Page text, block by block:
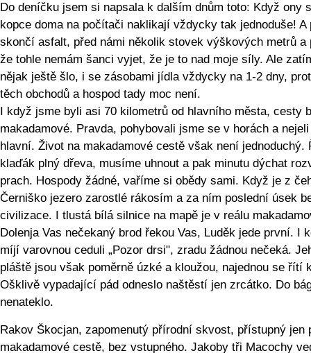
Do deníčku jsem si napsala k dalším dnům toto: Když ony
kopce doma na počítači naklikají vždycky tak jednoduše! A
skončí asfalt, před námi několik stovek výškových metrů a
že tohle nemám šanci vyjet, že je to nad moje síly. Ale
nějak ještě šlo, i se zásobami jídla vždycky na 1-2 dny,
těch obchodů a hospod tady moc není.
I když jsme byli asi 70 kilometrů od hlavního města, cesty
makadamové. Pravda, pohybovali jsme se v horách a nejeli
hlavní. Život na makadamové cestě však není jednoduchý.
klaďák plný dřeva, musíme uhnout a pak minutu dýchat
prach. Hospody žádné, vaříme si obědy sami. Když je z
Černiško jezero zarostlé rákosím a za ním poslední úsek
civilizace. I tlustá bílá silnice na mapě je v reálu
Dolenja Vas nečekaný brod řekou Vas, Luděk jede první. I
míjí varovnou ceduli „Pozor drsi", zradu žádnou nečeká.
pláště jsou však poměrně úzké a kloužou, najednou se řítí
Ošklivě vypadající pád odneslo naštěstí jen zrcátko. Do
nenateklo.
Rakov Škocjan, zapomenutý přírodní skvost, přístupný jen
makadamové cestě, bez vstupného. Jakoby tři Macochy